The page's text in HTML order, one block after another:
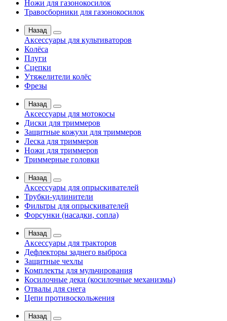
Ножи для газонокосилок
Травосборники для газонокосилок
Назад
Аксессуары для культиваторов
Колёса
Плуги
Сцепки
Утяжелители колёс
Фрезы
Назад
Аксессуары для мотокосы
Диски для триммеров
Защитные кожухи для триммеров
Леска для триммеров
Ножи для триммеров
Триммерные головки
Назад
Аксессуары для опрыскивателей
Трубки-удлинители
Фильтры для опрыскивателей
Форсунки (насадки, сопла)
Назад
Аксессуары для тракторов
Дефлекторы заднего выброса
Защитные чехлы
Комплекты для мульчирования
Косилочные деки (косилочные механизмы)
Отвалы для снега
Цепи противоскольжения
Назад